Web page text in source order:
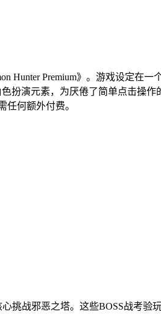
Hunter Premium》。游戏设定在
扮演元素，为厌倦了简单点击操
任何额外付费。
挑战邪恶之塔。这些BOSS战考